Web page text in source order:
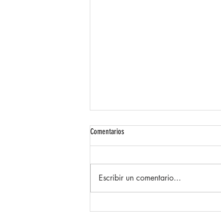
Comentarios
Escribir un comentario...